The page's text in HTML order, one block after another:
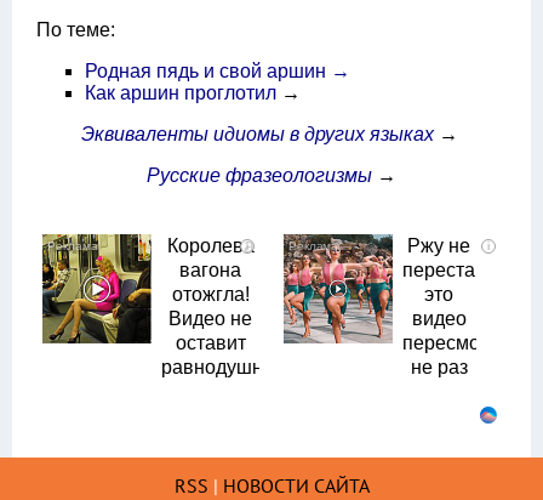
По теме:
Родная пядь и свой аршин →
Как аршин проглотил →
Эквиваленты идиомы в других языках→
Русские фразеологизмы →
i
Королева
вагона
отожгла!
Видео не
оставит
равнодушным
i
Ржу не
переставая,
это
видео
пересмотришь
не раз
RSS | НОВОСТИ САЙТА